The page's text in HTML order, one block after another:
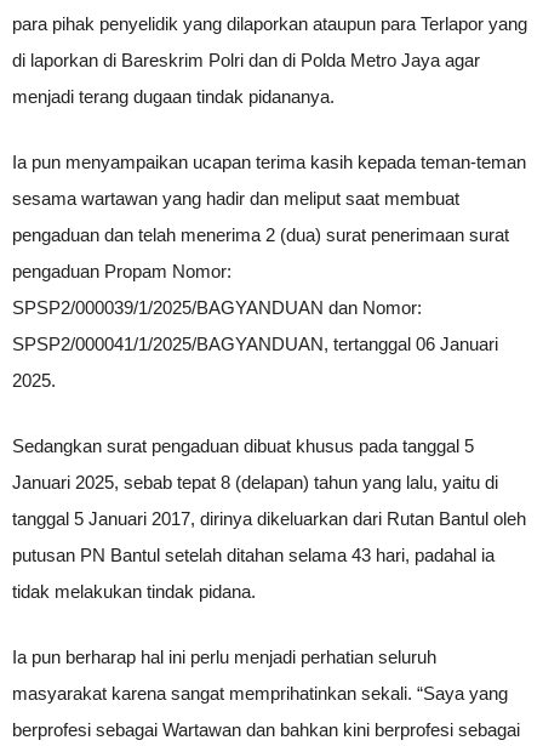
para pihak penyelidik yang dilaporkan ataupun para Terlapor yang
di laporkan di Bareskrim Polri dan di Polda Metro Jaya agar
menjadi terang dugaan tindak pidananya.
Ia pun menyampaikan ucapan terima kasih kepada teman-teman
sesama wartawan yang hadir dan meliput saat membuat
pengaduan dan telah menerima 2 (dua) surat penerimaan surat
pengaduan Propam Nomor:
SPSP2/000039/1/2025/BAGYANDUAN dan Nomor:
SPSP2/000041/1/2025/BAGYANDUAN, tertanggal 06 Januari
2025.
Sedangkan surat pengaduan dibuat khusus pada tanggal 5
Januari 2025, sebab tepat 8 (delapan) tahun yang lalu, yaitu di
tanggal 5 Januari 2017, dirinya dikeluarkan dari Rutan Bantul oleh
putusan PN Bantul setelah ditahan selama 43 hari, padahal ia
tidak melakukan tindak pidana.
Ia pun berharap hal ini perlu menjadi perhatian seluruh
masyarakat karena sangat memprihatinkan sekali. “Saya yang
berprofesi sebagai Wartawan dan bahkan kini berprofesi sebagai